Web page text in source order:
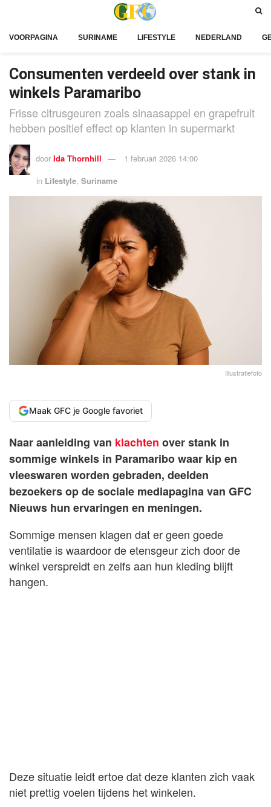
VOORPAGINA SURINAME LIFESTYLE NEDERLAND
Consumenten verdeeld over stank in
winkels Paramaribo
Frisse citrusgeuren zoals sinaasappel en grapefruit
hebben positief effect op klanten in supermarkt
door Ida Thornhill
1 februari 2026 14:00
in Lifestyle, Suriname
Illustratiefoto
Maak GFC je Google favoriet
Naar aanleiding van klachten over stank in
sommige winkels in Paramaribo waar kip en
vleeswaren worden gebraden, deelden
bezoekers op de sociale mediapagina van GFC
Nieuws hun ervaringen en meningen.
Sommige mensen klagen dat er geen goede
ventilatie is waardoor de etensgeur zich door de
winkel verspreidt en zelfs aan hun kleding blijft
hangen.
Deze situatie leidt ertoe dat deze klanten zich vaak
niet prettig voelen tijdens het winkelen.